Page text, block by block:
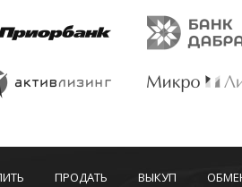
ПРОДАТЬ ВЫКУП